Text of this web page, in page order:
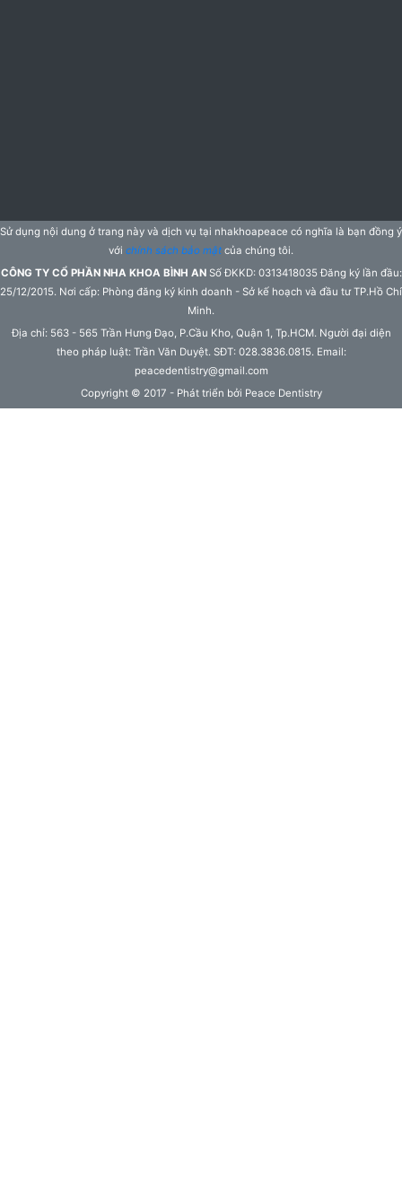
Sử dụng nội dung ở trang này và dịch vụ tại nhakhoapeace có nghĩa là bạn đồng ý
với chính sách bảo mật của chúng tôi.
CÔNG TY CỔ PHẦN NHA KHOA BÌNH ANSố ĐKKD: 0313418035 Đăng ký lần đầu:
25/12/2015. Nơi cấp: Phòng đăng ký kinh doanh - Sở kế hoạch và đầu tư TP.Hồ Chí
Minh.
Địa chỉ: 563 - 565 Trần Hưng Đạo, P.Cầu Kho, Quận 1, Tp.HCM. Người đại diện
theo pháp luật: Trần Văn Duyệt. SĐT: 028.3836.0815. Email:
peacedentistry@gmail.com
Copyright © 2017 - Phát triển bởi Peace Dentistry